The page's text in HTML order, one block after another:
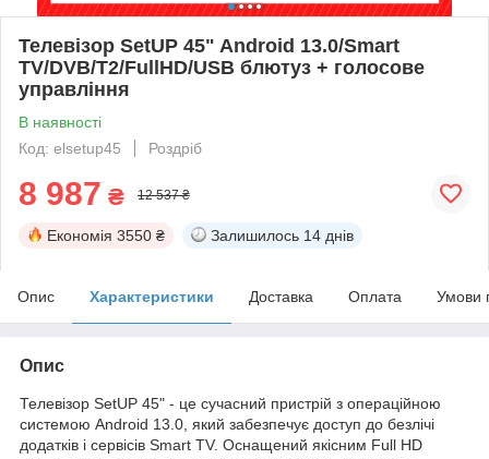
Телевізор SetUP 45" Android 13.0/Smart
TV/DVB/T2/FullHD/USB блютуз + голосове
управління
В наявності
Код: elsetup45
Роздріб
8 987 ₴ 12 537 ₴
Економія 3550 ₴ Залишилось 14 днів
Опис Характеристики Доставка Оплата Умови
Опис
Телевізор SetUP 45" - це сучасний пристрій з операційною
системою Android 13.0, який забезпечує доступ до безлічі
додатків і сервісів Smart TV. Оснащений якісним Full HD